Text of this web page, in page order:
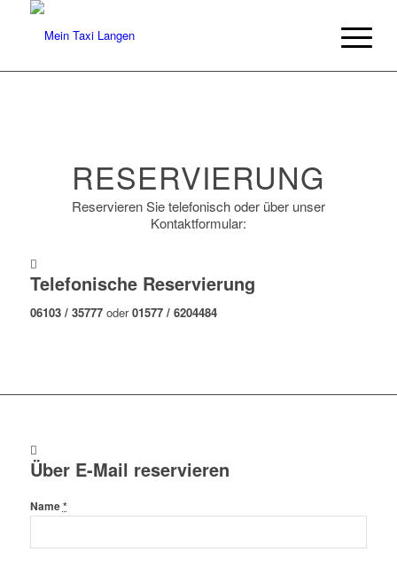
RESERVIERUNG
Reservieren Sie telefonisch oder über unser
Kontaktformular:
Telefonische Reservierung
06103 / 35777 oder01577 / 6204484
Über E-Mail reservieren
Name*